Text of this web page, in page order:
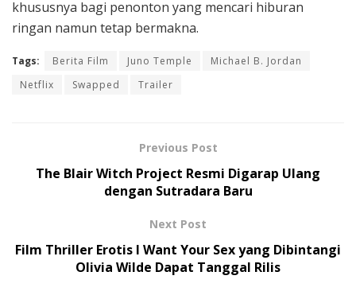
khususnya bagi penonton yang mencari hiburan
ringan namun tetap bermakna.
Tags: Berita Film Juno Temple
Michael B. Jordan
Netflix
Swapped Trailer
Previous Post
The Blair Witch Project Resmi Digarap Ulang
dengan Sutradara Baru
Next Post
Film Thriller Erotis I Want Your Sex yang Dibintangi
Olivia Wilde Dapat Tanggal Rilis